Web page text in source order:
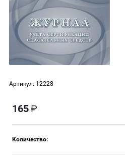
Артикул: 12228
165
Количество: